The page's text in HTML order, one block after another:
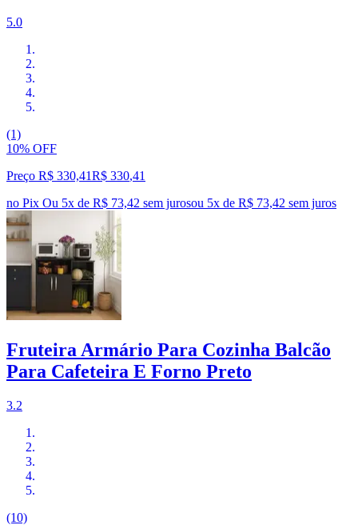
5.0
(1)
10% OFF
Preço R$ 330,41R$ 330,41
no Pix Ou 5x de R$ 73,42 sem jurosou 5x de R$ 73,42 sem juros
Fruteira Armário Para Cozinha Balcão
Para Cafeteira E Forno Preto
3.2
(10)